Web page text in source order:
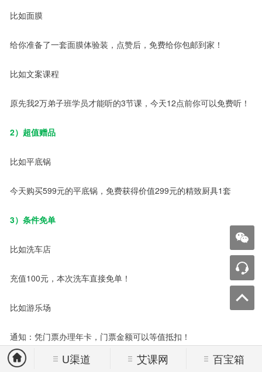
比如面膜
给你准备了一套面膜体验装，点赞后，免费给你包邮到家！
比如文案课程
原先我2万弟子班学员才能听的3节课，今天12点前你可以免费听！
2）超值赠品
比如平底锅
今天购买599元的平底锅，免费获得价值299元的精致厨具1套
3）条件免单
比如洗车店
充值100元，本次洗车直接免单！
比如游乐场
通知：凭门票办理年卡，门票金额可以等值抵扣！
最 后 U渠道 艾课网 百宝箱